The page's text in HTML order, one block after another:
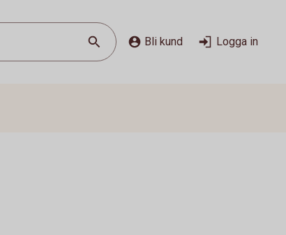
Bli kund Logga in